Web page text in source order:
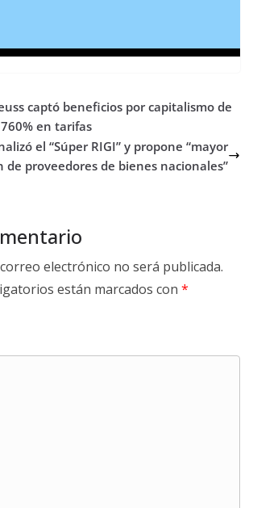
captó beneficios por capitalismo de
en tarifas
el “Súper RIGI” y propone “mayor
de proveedores de bienes nacionales”
electrónico no será publicada.
están marcados con *